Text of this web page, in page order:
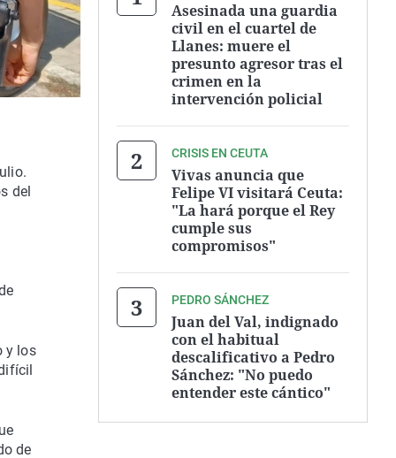
del
y los
de
Asesinada una guardia
civil en el cuartel de
Llanes: muere el
presunto agresor tras el
crimen en la
intervención policial
CRISIS EN CEUTA
Vivas anuncia que
Felipe VI visitará Ceuta:
"La hará porque el Rey
cumple sus
compromisos"
PEDRO SÁNCHEZ
Juan del Val, indignado
con el habitual
descalificativo a Pedro
Sánchez: "No puedo
entender este cántico"